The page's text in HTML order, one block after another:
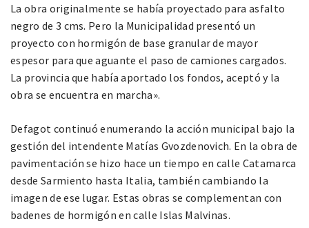
La obra originalmente se había proyectado para asfalto
negro de 3 cms. Pero la Municipalidad presentó un
proyecto con hormigón de base granular de mayor
espesor para que aguante el paso de camiones cargados.
La provincia que había aportado los fondos, aceptó y la
obra se encuentra en marcha».
Defagot continuó enumerando la acción municipal bajo la
gestión del intendente Matías Gvozdenovich. En la obra de
pavimentación se hizo hace un tiempo en calle Catamarca
desde Sarmiento hasta Italia, también cambiando la
imagen de ese lugar. Estas obras se complementan con
badenes de hormigón en calle Islas Malvinas.